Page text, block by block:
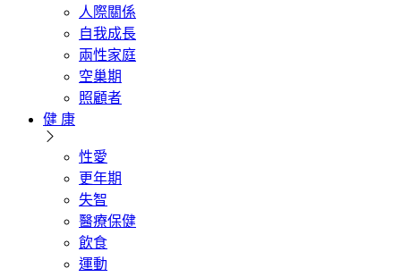
人際關係
自我成長
兩性家庭
空巢期
照顧者
健 康
性愛
更年期
失智
醫療保健
飲食
運動